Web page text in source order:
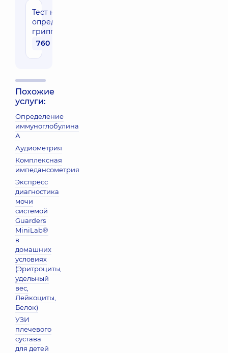
Тест на
определение
гриппа А+Б
760 грн
Похожие
услуги:
Определение
иммуноглобулина
А
Аудиометрия
Комплексная
импедансометрия
Экспресс
диагностика
мочи
системой
Guarders
MiniLab®
в
домашних
условиях
(Эритроциты,
удельный
вес,
Лейкоциты,
Белок)
УЗИ
плечевого
сустава
для детей